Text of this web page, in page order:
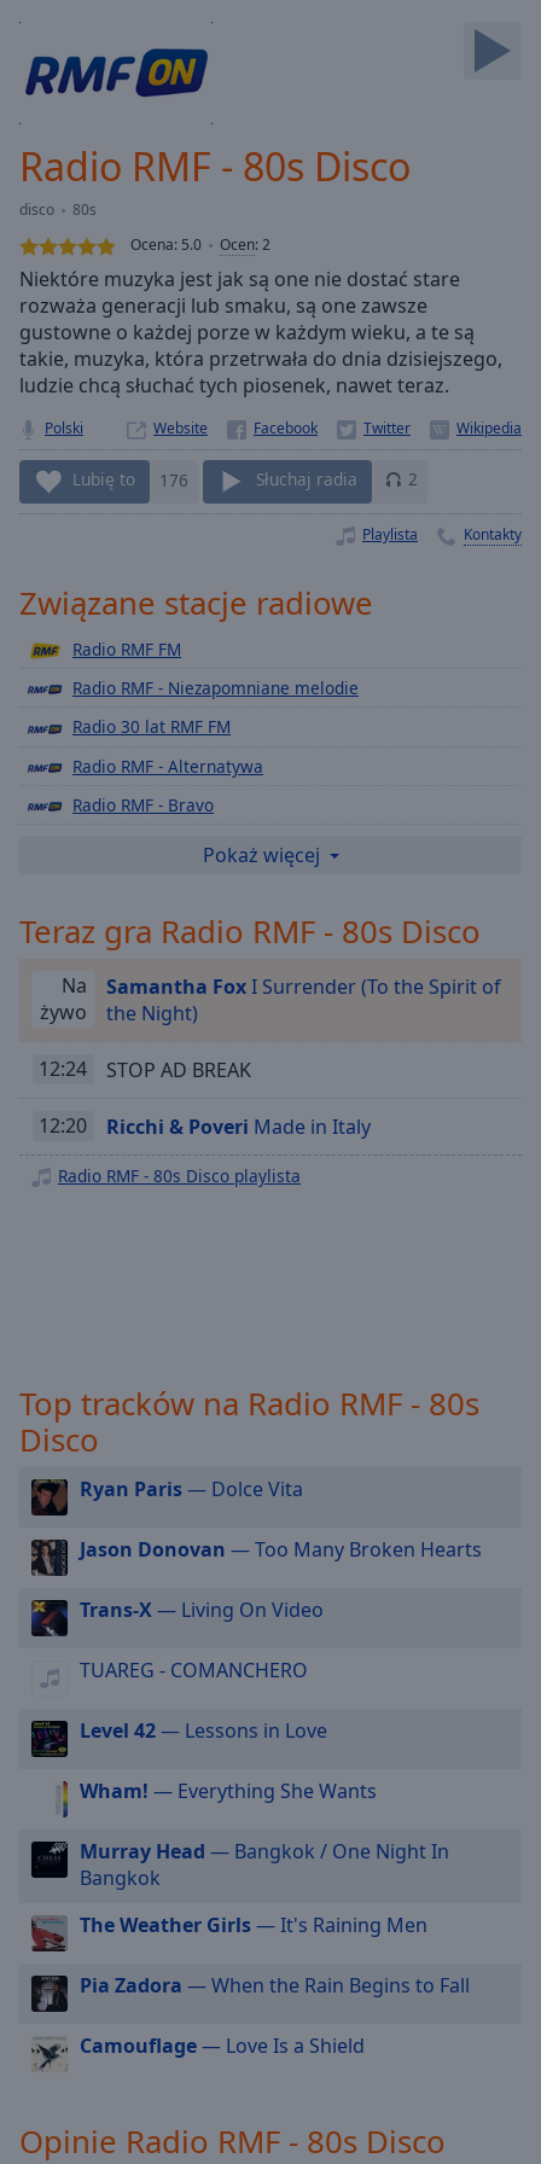
Forward
Mute
Loaded
0.00%
Stream
TypeLIVE
Seek to
live,
currently
behind
Remaining
Time-
Descriptions
descriptions
selected
settings ,
subtitles
settings
subtitles
selected
Audio
Track
modal
window.
Beginning
dialog
window.
Escape
window.
Color
Text
Background
Radio RMF - 80s Disco
disco
80s
Ocena: 5.0 Ocen:2
Niektóre muzyka jest jak są one nie dostać stare
rozważa generacji lub smaku, są one zawsze
gustowne o każdej porze w każdym wieku, a te są
takie, muzyka, która przetrwała do dnia dzisiejszego,
ludzie chcą słuchać tych piosenek, nawet teraz.
Polski Website
Lubię to 176 Słuchaj radia 2
Playlista Kontakty
Związane stacje radiowe
Radio RMF FM
Radio RMF - Niezapomniane melodie
Radio 30 lat RMF FM
Radio RMF - Alternatywa
Radio RMF - Bravo
Radio RMF - Chillout
Radio RMF - Club
Radio RMF - Lady Pank
Radio RMF - Party
Radio RMF - Reggae
Radio RMF - Rock Progresywny
Radio RMF - 5 Łagodne Przeboje
Radio RMF - 50s
Radio RMF - 70s
Radio RMF - 80s
Radio RMF- Beatlemania
Radio RMF - Chopin
Radio RMF - Cuba
Radio RMF - FM 20
Radio RMF - Hard & Heavy
Radio RMF - Hip Hop
Radio RMF - Love
Radio RMF - Polskie Przeboje
Pokaż więcej
Teraz gra Radio RMF - 80s Disco
Na
żywo
Samantha FoxI Surrender (To the Spirit of
the Night)
12:24 STOP AD BREAK
12:20 Ricchi & Poveri Made in Italy
Radio RMF - 80s Disco playlista
Top tracków na Radio RMF - 80s
Disco
Ryan Paris— Dolce Vita
Jason Donovan — Too Many Broken Hearts
Trans-X— Living On Video
TUAREG - COMANCHERO
Level 42— Lessons in Love
Wham! — Everything She Wants
Murray Head — Bangkok / One Night In
Bangkok
The Weather Girls— It's Raining Men
Pia Zadora — When the Rain Begins to Fall
Camouflage— Love Is a Shield
Opinie Radio RMF - 80s Disco